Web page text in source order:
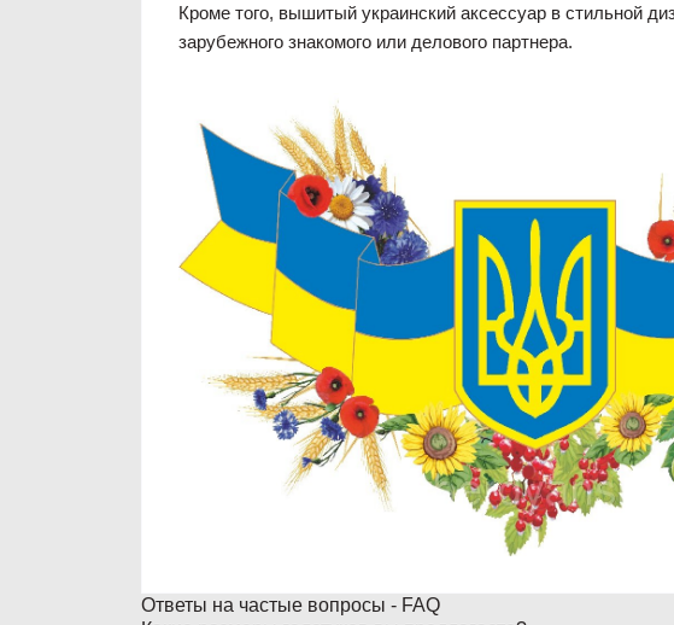
Кроме того, вышитый украинский аксессуар в стильной
зарубежного знакомого или делового партнера.
Ответы на частые вопросы - FAQ